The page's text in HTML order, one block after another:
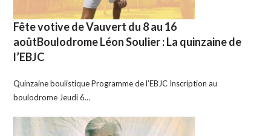
Fête votive de Vauvert du 8 au 16
aoûtBoulodrome Léon Soulier : La quinzaine de
l’EBJC
Quinzaine boulistique Programme de l’EBJC Inscription au
boulodrome Jeudi 6…